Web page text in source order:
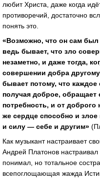
любит Христа, даже когда
противоречий, достаточно
понять это.
«Возможно, что он сам
ведь бывает, что зло
незаметно, и даже тогда,
совершении добра
бывает потому, что
получая доброе, обращает
потребность, и от доброго
же сердце способно и
и силу — себе и другим»
Как музыкант настраивает
Андрей Платонов
понимал, но тотальное
всепоглощающая жажда